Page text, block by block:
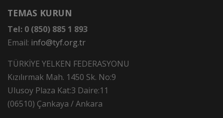
TEMAS KURUN
Tel: 0 (850) 885 1 893
Email: info@tyf.org.tr
TÜRKİYE YELKEN FEDERASYONU
Kızılırmak Mah. 1450 Sk. No:9
Ulusoy Plaza Kat:3 Daire:11
(06510) Çankaya / Ankara